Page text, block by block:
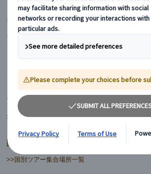
クロアチア
オランダ
スイス
フィンランド
マイバス日本語ツアーデスク
>>日本語ツアーデスク一覧
国別ツアー集合場所
>>国別ツアー集合場所一覧